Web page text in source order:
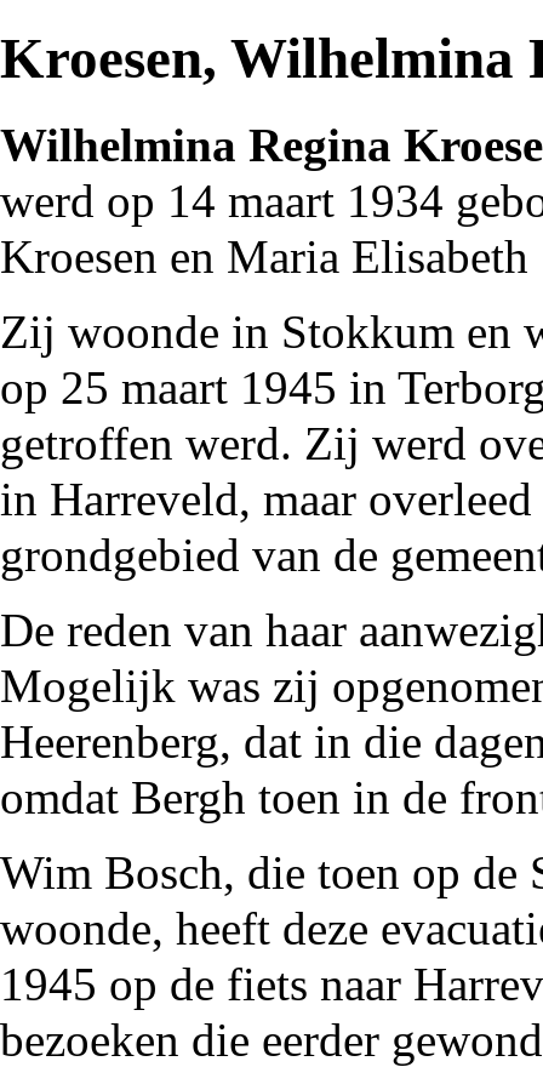
Kroesen, Wilhelmina
Wilhelmina Regina
werd op 14 maart 1934
Kroesen en Maria Elisabeth
Zij woonde in Stokkum en
op 25 maart 1945 in
getroffen werd. Zij werd
in Harreveld, maar
grondgebied van de
De reden van haar
Mogelijk was zij
Heerenberg, dat in die
omdat Bergh toen in de
Wim Bosch, die toen op de
woonde, heeft deze
1945 op de fiets naar
bezoeken die eerder